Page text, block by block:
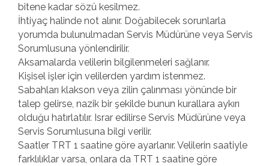
bitene kadar sözü kesilmez.
İhtiyaç halinde not alınır. Doğabilecek sorunlarla
yorumda bulunulmadan Servis Müdürüne veya Servis
Sorumlusuna yönlendirilir.
Aksamalarda velilerin bilgilenmeleri sağlanır.
Kişisel işler için velilerden yardım istenmez.
Sabahları klakson veya zilin çalınması yönünde bir
talep gelirse, nazik bir şekilde bunun kurallara aykırı
olduğu hatırlatılır. Israr edilirse Servis Müdürüne veya
Servis Sorumlusuna bilgi verilir.
Saatler TRT 1 saatine göre ayarlanır. Velilerin saatiyle
farklılıklar varsa, onlara da TRT 1 saatine göre